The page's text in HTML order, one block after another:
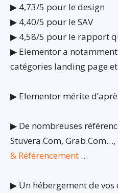
▶ 4,73/5 pour le design
▶ 4,40/5 pour le SAV
▶ 4,58/5 pour le rapport
▶ Elementor a
catégories landing page
▶ Elementor mérite
▶ De nombreuses
Stuvera.Com, Grab.Com…,
& Référencement …
▶ Un hébergement de vos